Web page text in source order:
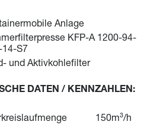
Anlage
KFP-A 1200-94-113-
S7
und Aktivkohlefilter
DATEN / KENNZAHLEN:
150m³/h